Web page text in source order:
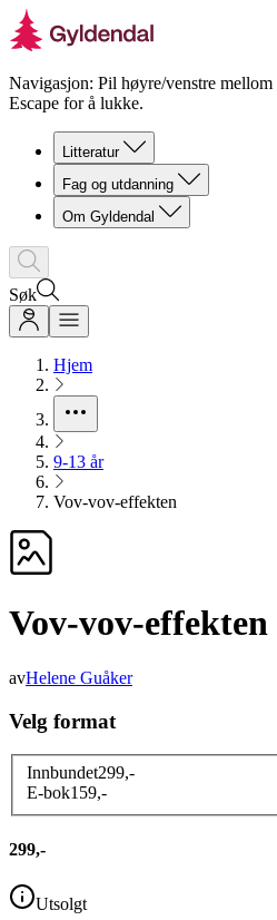
Navigasjon: Pil høyre/venstre mellom
Escape for å lukke.
Litteratur
Fag og utdanning
Om Gyldendal
Søk
Hjem
9-13 år
Vov-vov-effekten
Vov-vov-effekten
avHelene Guåker
Velg format
Innbundet299,-
E-bok159,-
299,-
Utsolgt